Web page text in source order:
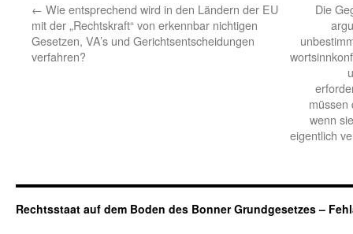
← Wie entsprechend wird in den Ländern der EU
mit der „Rechtskraft“ von erkennbar nichtigen
Gesetzen, VA’s und Gerichtsentscheidungen
verfahren?
Die
müssen
wenn
eigentlich
Rechtsstaat auf dem Boden des Bonner Grundgesetzes –